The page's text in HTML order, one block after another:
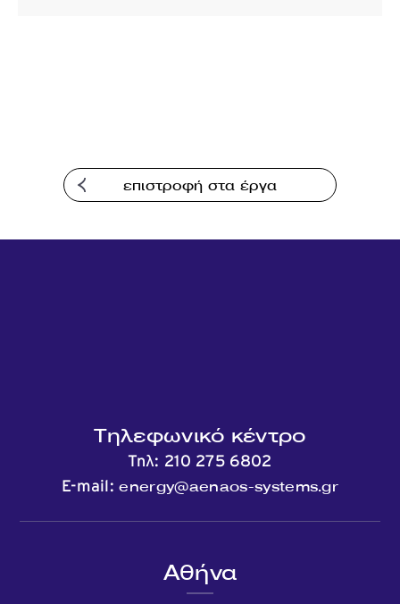
επιστροφή στα έργα
Τηλεφωνικό κέντρο
Τηλ: 210 275 6802
E-mail:energy@aenaos-systems.gr
Αθήνα